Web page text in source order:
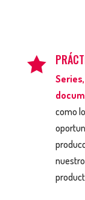

como